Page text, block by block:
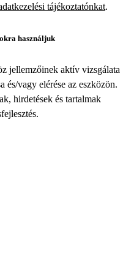
tájékoztatónkat.
használjuk
jellemzőinek aktív vizsgálata
és/vagy elérése az eszközön.
hirdetések és tartalmak